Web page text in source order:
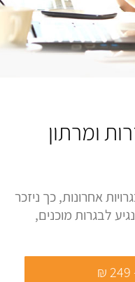
ומרתון
אחרונות, כך ניזכר
לבגרות מוכנים,